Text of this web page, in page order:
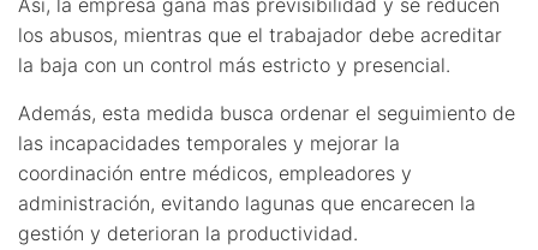
los abusos, mientras que el trabajador debe acreditar
la baja con un control más estricto y presencial.
Además, esta medida busca ordenar el seguimiento de
las incapacidades temporales y mejorar la
coordinación entre médicos, empleadores y
administración, evitando lagunas que encarecen la
gestión y deterioran la productividad.